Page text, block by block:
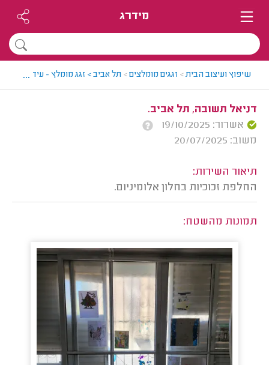
מידרג
שיפוץ ועיצוב הבית> זגגים מומלצים> תל אביב > זגג מומלץ - עידן >
...
דניאל תשובה, תל אביב.
אשרור: 19/10/2025
משוב: 20/07/2025
תיאור השירות:
החלפת זכוכיות בחלון אלומיניום.
תמונות מהשטח: